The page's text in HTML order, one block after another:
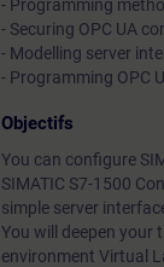
- Programming
- Securing OPC UA
- Modelling server
- Programming OPC
Objectifs
You can configure
SIMATIC S7-1500
simple server
You will deepen your
environment Virtual